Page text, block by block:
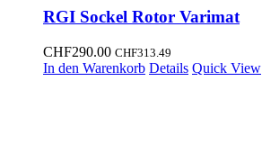
RGI Sockel Rotor Varimat
CHF290.00 CHF313.49
In den Warenkorb Details Quick View